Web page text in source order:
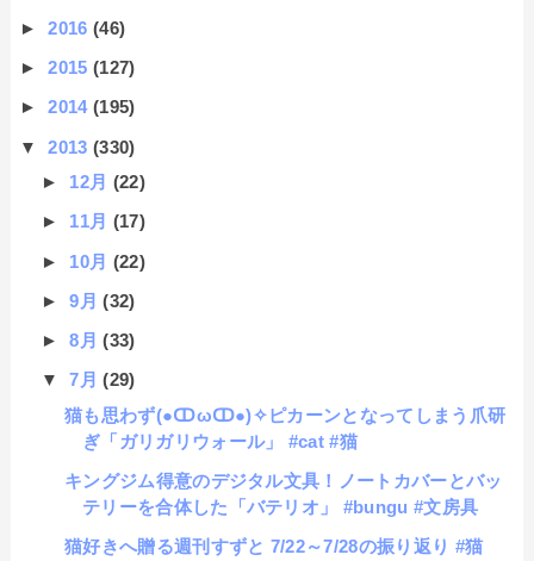
►2016(46)
►2015(127)
►2014(195)
▼2013(330)
► 12月 (22)
► 11月 (17)
► 10月 (22)
►9月(32)
►8月(33)
▼7月(29)
猫も思わず(●ↀωↀ●)✧ピカーンとなってしまう爪研
ぎ「ガリガリウォール」 #cat #猫
キングジム得意のデジタル文具！ノートカバーとバッ
テリーを合体した「バテリオ」 #bungu #文房具
猫好きへ贈る週刊すずと 7/22～7/28の振り返り #猫